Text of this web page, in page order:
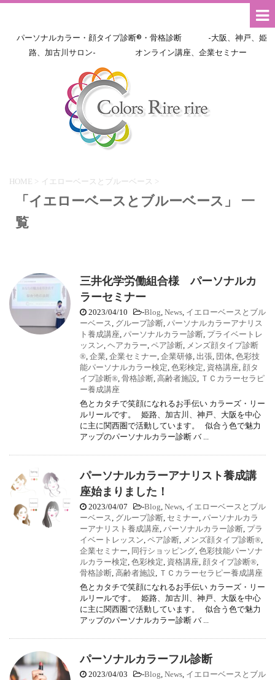
パーソナルカラー・顔タイプ診断®・骨格診断 -大阪、神戸、姫
路、加古川サロン- オンライン講座、企業セミナー
HOME > イエローベースとブルーベース >
「イエローベースとブルーベース」 一
覧
三井化学労働組合様 パーソナルカ
ラーセミナー
2023/04/10 -Blog, News, イエローベースとブル
ーベース, グループ診断, パーソナルカラーアナリス
ト養成講座, パーソナルカラー診断, プライベートレ
ッスン, ヘアカラー, ペア診断, メンズ顔タイプ診断
®, 企業, 企業セミナー, 企業研修, 出張, 団体, 色彩技
能パーソナルカラー検定, 色彩検定, 資格講座, 顔タ
イプ診断®, 骨格診断, 高齢者施設, ＴＣカラーセラピ
ー養成講座
色とカタチで笑顔になれるお手伝い カラーズ・リー
ルリールです。 姫路、加古川、神戸、大阪を中心
に主に関西圏で活動しています。 似合う色で魅力
アップのパーソナルカラー診断 バ ...
パーソナルカラーアナリスト養成講
座始まりました！
2023/04/07 -Blog, News, イエローベースとブル
ーベース, グループ診断, セミナー, パーソナルカラ
ーアナリスト養成講座, パーソナルカラー診断, プラ
イベートレッスン, ペア診断, メンズ顔タイプ診断®,
企業セミナー, 同行ショッピング, 色彩技能パーソナ
ルカラー検定, 色彩検定, 資格講座, 顔タイプ診断®,
骨格診断, 高齢者施設, ＴＣカラーセラピー養成講座
色とカタチで笑顔になれるお手伝い カラーズ・リー
ルリールです。 姫路、加古川、神戸、大阪を中心
に主に関西圏で活動しています。 似合う色で魅力
アップのパーソナルカラー診断 バ ...
パーソナルカラーフル診断
2023/04/03 -Blog, News, イエローベースとブル